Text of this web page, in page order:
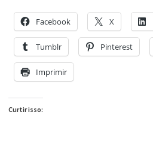
Facebook X
Tumblr Pinterest
Imprimir
Curtir isso: